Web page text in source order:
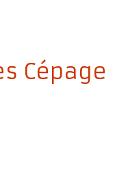
Cépage